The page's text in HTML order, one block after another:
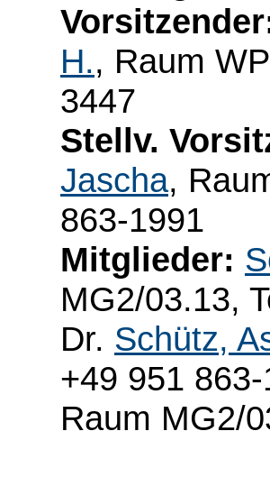
H., Raum
3447
Stellv.
Jascha,
863-1991
Mitglieder:
MG2/03.13,
Dr. Schütz,
+49 951
Raum MG2/